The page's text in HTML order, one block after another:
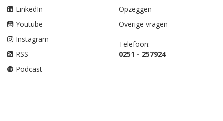
LinkedIn
Youtube
Instagram
RSS
Podcast
Opzeggen
Overige vragen
Telefoon:
0251 - 257924